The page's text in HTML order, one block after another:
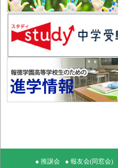
● 推譲会 ● 報友会(同窓会)